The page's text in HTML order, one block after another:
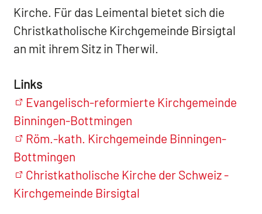
Kirche. Für das Leimental bietet sich die
Christkatholische Kirchgemeinde Birsigtal
an mit ihrem Sitz in Therwil.
Links
Evangelisch-reformierte Kirchgemeinde
Binningen-Bottmingen
Röm.-kath. Kirchgemeinde Binningen-
Bottmingen
Christkatholische Kirche der Schweiz -
Kirchgemeinde Birsigtal